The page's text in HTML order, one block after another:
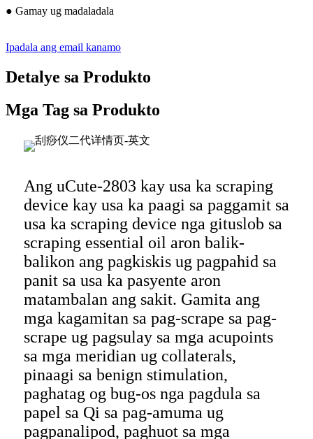
● Gamay ug madaladala
Ipadala ang email kanamo
Detalye sa Produkto
Mga Tag sa Produkto
Ang uCute-2803 kay usa ka scraping
device kay usa ka paagi sa paggamit sa
usa ka scraping device nga gituslob sa
scraping essential oil aron balik-
balikon ang pagkiskis ug pagpahid sa
panit sa usa ka pasyente aron
matambalan ang sakit. Gamita ang
mga kagamitan sa pag-scrape sa pag-
scrape ug pagsulay sa mga acupoints
sa mga meridian ug collaterals,
pinaagi sa benign stimulation,
paghatag og bug-os nga pagdula sa
papel sa Qi sa pag-amuma ug
pagpanalipod, paghuot sa mga